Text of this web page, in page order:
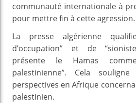
communauté internationale à
pour mettre fin à cette agression.
La presse algérienne
d’occupation” et de
présente le Hamas
palestinienne”. Cela
perspectives en Afrique
palestinien.